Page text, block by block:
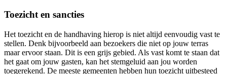
Toezicht en sancties
Het toezicht en de handhaving hierop is niet altijd eenvoudig vast te
stellen. Denk bijvoorbeeld aan bezoekers die niet op jouw terras
maar ervoor staan. Dit is een grijs gebied. Als vast komt te staan dat
het gaat om jouw gasten, kan het stemgeluid aan jou worden
toegerekend. De meeste gemeenten hebben hun toezicht uitbesteed